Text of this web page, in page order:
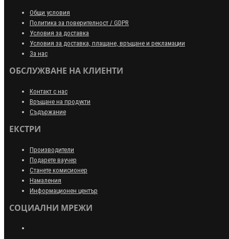
Общи условия
Политика за поверителност / GDPR
Условия за доставка
Условия за доставка, плащане, връщане и рекламации
За нас
ОБСЛУЖВАНЕ НА КЛИЕНТИ
Контакт с нас
Връщане на продукти
Съдържание
ЕКСТРИ
Производители
Подарете ваучер
Станете комисионер
Намаления
Информационен център
СОЦИАЛНИ МРЕЖИ